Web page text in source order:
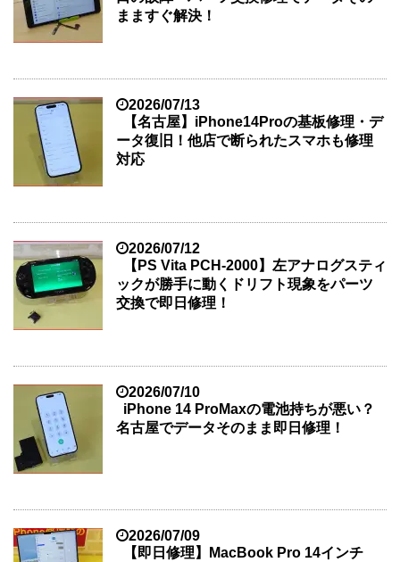
まますぐ解決！
2026/07/13
【名古屋】iPhone14Proの基板修理・デ
ータ復旧！他店で断られたスマホも修理
対応
2026/07/12
【PS Vita PCH-2000】左アナログスティ
ックが勝手に動くドリフト現象をパーツ
交換で即日修理！
2026/07/10
iPhone 14 ProMaxの電池持ちが悪い？
名古屋でデータそのまま即日修理！
2026/07/09
【即日修理】MacBook Pro 14インチ